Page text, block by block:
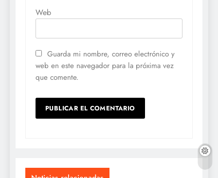
Web
Guarda mi nombre, correo electrónico y
web en este navegador para la próxima vez
que comente.